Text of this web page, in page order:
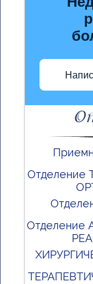
Отделение
Отделение